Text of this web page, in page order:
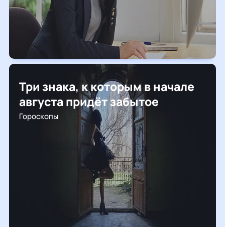
Три знака, к которым в начале
августа придёт забытое
Гороскопы